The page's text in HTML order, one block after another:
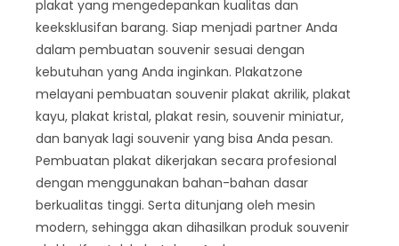
plakat yang mengedepankan kualitas dan
keeksklusifan barang. Siap menjadi partner Anda
dalam pembuatan souvenir sesuai dengan
kebutuhan yang Anda inginkan. Plakatzone
melayani pembuatan souvenir plakat akrilik, plakat
kayu, plakat kristal, plakat resin, souvenir miniatur,
dan banyak lagi souvenir yang bisa Anda pesan.
Pembuatan plakat dikerjakan secara profesional
dengan menggunakan bahan-bahan dasar
berkualitas tinggi. Serta ditunjang oleh mesin
modern, sehingga akan dihasilkan produk souvenir